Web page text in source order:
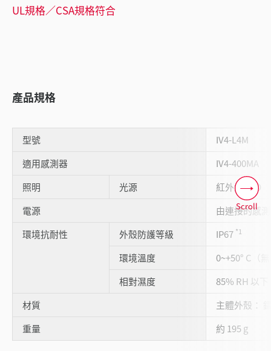
UL規格／CSA規格符合
產品規格
型號
IV4-L4M
適用感測器
IV4-400MA
照明
光源
紅外線 LED
電源
由連接的感
環境抗耐性
外殼防護等級 IP67 *1
環境溫度
0~+50° C（
相對濕度
85% RH 以
材質
主體外殼：
重量
約 195 g
Scroll